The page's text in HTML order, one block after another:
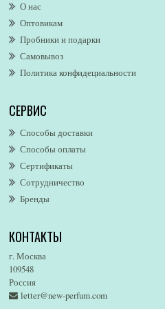
Alexandre. J
Alford & Hoff
Alfred Dunhill
Alfred Ritchy
Alfred Sung
AllSaints
Alsayad
Altaia
Alvarez Gomez
Alviero Martini
Alyson Oldoini
American Eagle
Amore Segreto
Amorino
Amouage
О нас
Оптовикам
Пробники и подарки
Самовывоз
Политика конфидециальности
СЕРВИС
Способы доставки
Способы оплаты
Сертификаты
Сотрудничество
Бренды
КОНТАКТЫ
г. Москва
109548
Россия
letter@new-perfum.com